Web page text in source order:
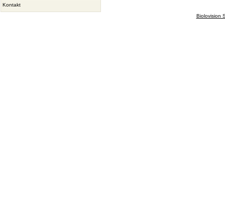
Kontakt
Biolovision